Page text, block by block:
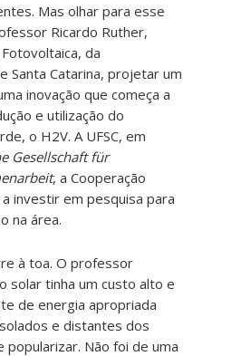
Mas olhar para esse
Ricardo Ruther,
da
Santa Catarina, projetar um
inovação que começa a
e utilização do
o H2V. A UFSC, em
Gesellschaft für
, a Cooperação
investir em pesquisa para
na área.
à toa. O professor
solar tinha um custo alto e
de energia apropriada
e distantes dos
Não foi de uma